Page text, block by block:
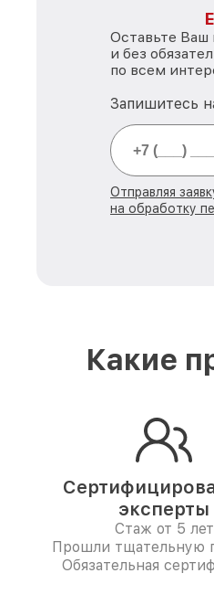
Оставьте Ваш
и без
по всем
Запишитесь
Отправляя
на обработку
Какие
эксперты
Стаж от 5 лет
Прошли тщательную
Обязательная